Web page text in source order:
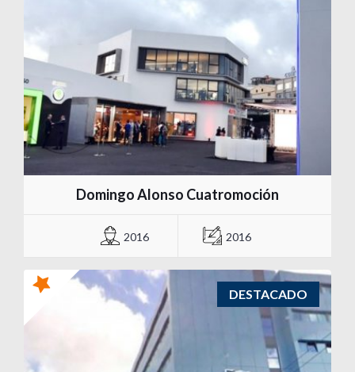
Domingo Alonso Cuatromoción
2016 2016
DESTACADO